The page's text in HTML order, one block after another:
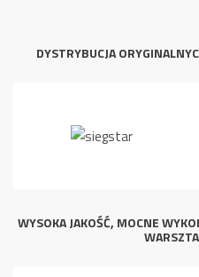
DYSTRYBUCJA
WYSOKA JAKOŚĆ, MOCNE